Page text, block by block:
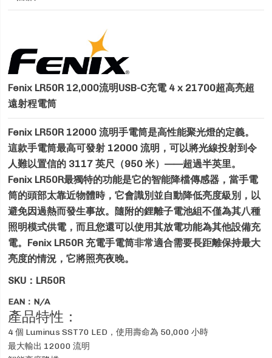
Fenix LR50R 12,000流明USB-C充電 4 x 21700超高亮超
遠射程電筒
Fenix LR50R 12000 流明手電筒是高性能聚光燈的定義。
這款手電筒最高可發射 12000 流明，可以將光線投射到令
人難以置信的 3117 英尺（950 米）——超過半英里。
Fenix LR50R最獨特的功能是它的智能降檔傳感器，當手電
筒的頭部太靠近物體時，它會識別並自動降低亮度級別，以
避免因過熱而發生事故。 隨附的鋰離子電池組不僅為其八種
照明模式供電，而且您還可以使用其放電功能為其他設備充
電。 Fenix LR50R 充電手電筒非常適合需要長距離保持最大
亮度的情況，它將照亮夜晚。
SKU：LR50R
EAN：N/A
產品特性：
4 個 Luminus SST70 LED，使用壽命為 50,000 小時
最大輸出 12000 流明